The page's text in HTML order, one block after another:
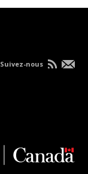
Suivez-nous